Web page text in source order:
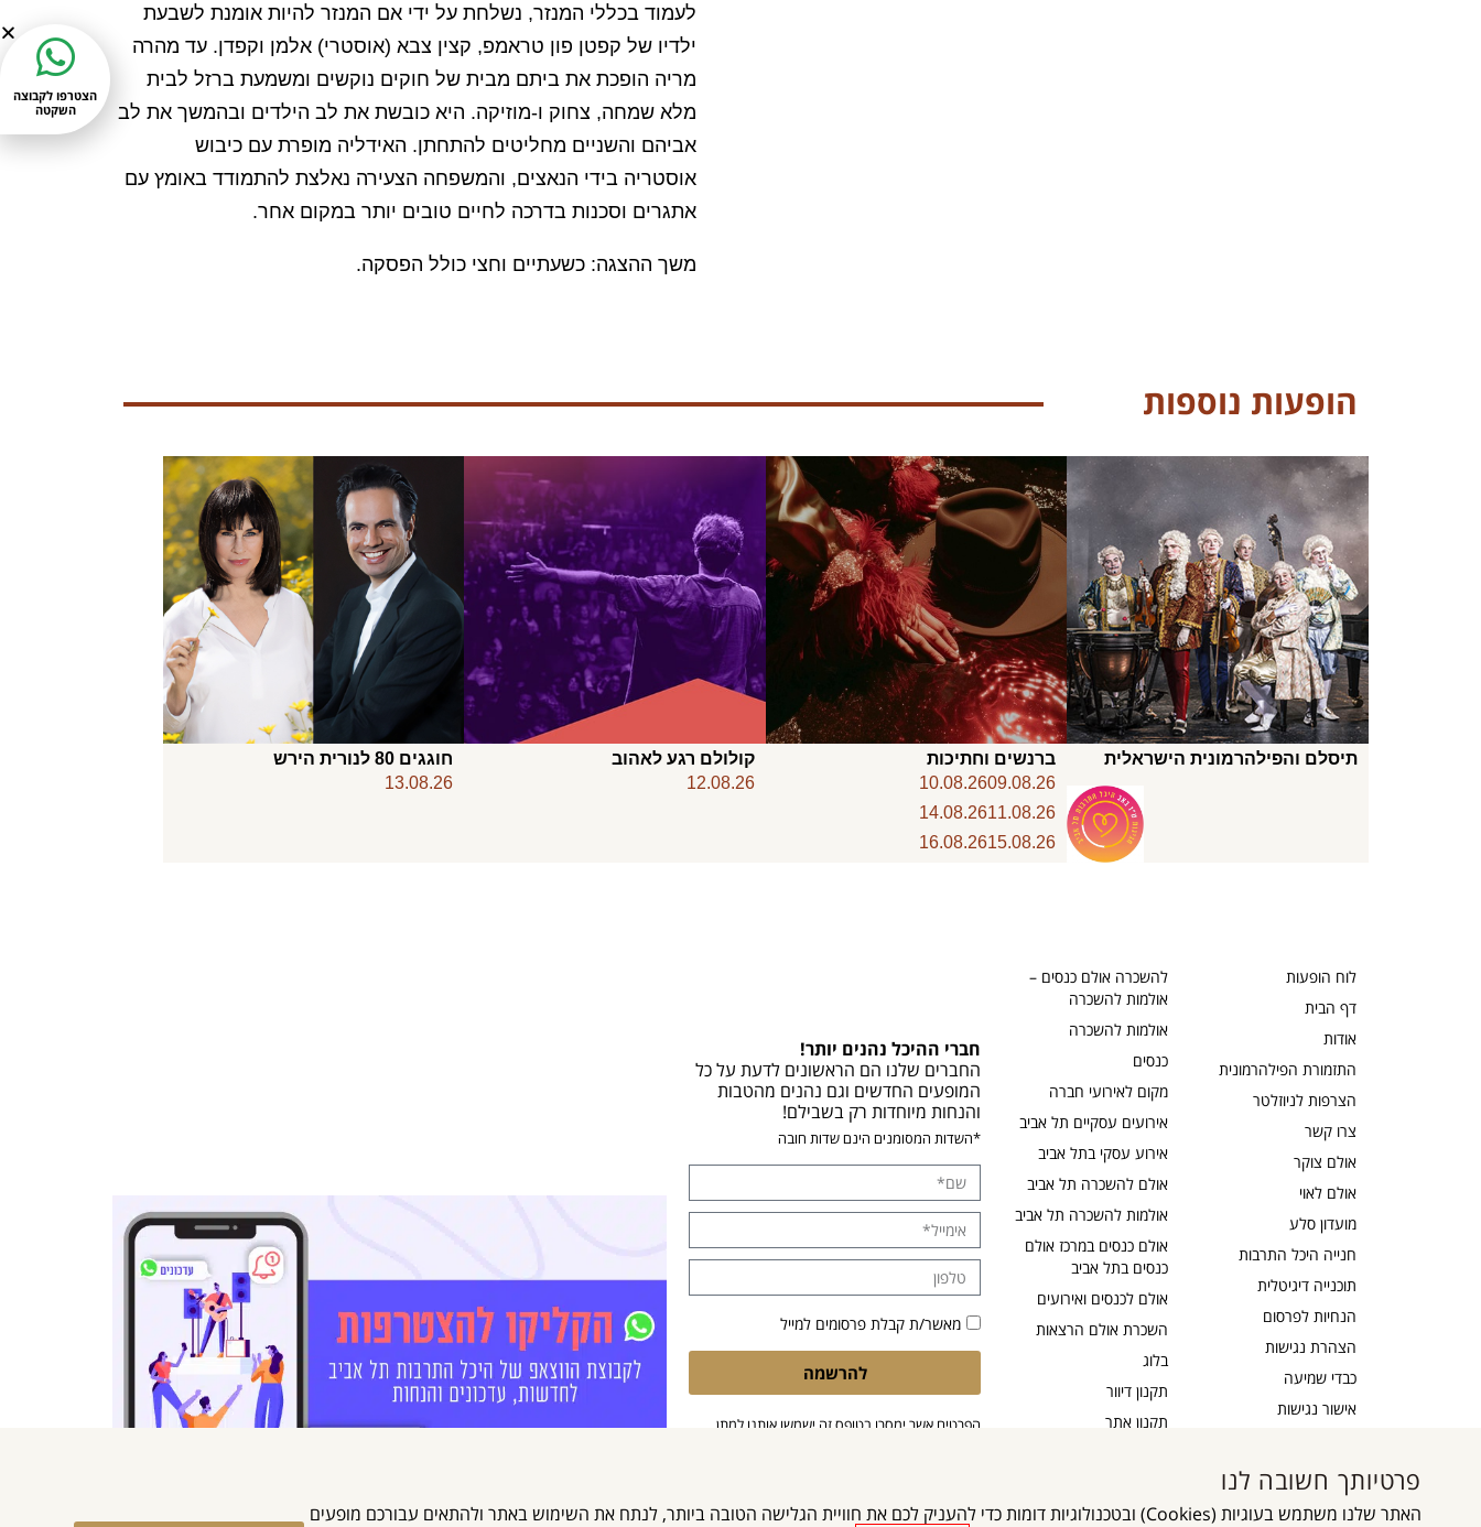
לעמוד בכללי המנזר, נשלחת על ידי אם המנזר להיות אומנת לשבעת
ילדיו של קפטן פון טראמפ, קצין צבא (אוסטרי) אלמן וקפדן. עד מהרה
מריה הופכת את ביתם מבית של חוקים נוקשים ומשמעת ברזל לבית
מלא שמחה, צחוק ו-מוזיקה. היא כובשת את לב הילדים ובהמשך את לב
אביהם והשניים מחליטים להתחתן. האידליה מופרת עם כיבוש
אוסטריה בידי הנאצים, והמשפחה הצעירה נאלצת להתמודד באומץ עם
אתגרים וסכנות בדרכה לחיים טובים יותר במקום אחר.
משך ההצגה: כשעתיים וחצי כולל הפסקה.
הופעות נוספות
תיסלם והפילהרמונית הישראלית
ברנשים וחתיכות
09.08.26
10.08.26
11.08.26
14.08.26
15.08.26
16.08.26
קולולם רגע לאהוב
12.08.26
חוגגים 80 לנורית הירש
13.08.26
לוח הופעות
דף הבית
אודות
התזמורת הפילהרמונית
הצרפות לניוזלטר
צרו קשר
אולם צוקר
אולם לאוי
מועדון סלע
חנייה היכל התרבות
תוכנייה דיגיטלית
הנחיות לפרסום
הצהרת נגישות
כבדי שמיעה
אישור נגישות
מפת אתר
להשכרה אולם כנסים –
אולמות להשכרה
אולמות להשכרה
כנסים
מקום לאירועי חברה
אירועים עסקיים תל אביב
אירוע עסקי בתל אביב
אולם להשכרה תל אביב
אולמות להשכרה תל אביב
אולם כנסים במרכז אולם
כנסים בתל אביב
אולם לכנסים ואירועים
השכרת אולם הרצאות
בלוג
תקנון דיוור
תקנון אתר
חברי ההיכל נהנים יותר!
החברים שלנו הם הראשונים לדעת על כל
המופעים החדשים וגם נהנים מהטבות
והנחות מיוחדות רק בשבילם!
*השדות המסומנים הינם שדות חובה
מאשר/ת קבלת פרסומים למייל
להרשמה
הפרטים אשר ימסרו בטופס זה ישמשו אותנו למתן
גלילה
הצטרפו לקבוצה
השקטה
פרטיותך חשובה לנו
האתר שלנו משתמש בעוגיות (Cookies) ובטכנולוגיות דומות כדי להעניק לכם את חוויית הגלישה הטובה ביותר, לנתח את השימוש באתר ולהתאים עבורכם מופעים